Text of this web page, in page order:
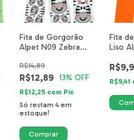
Fita de Gorgorão
Alpet N09 Zebra
R$12,89
R$14,89
13% OFF
R$12,25 com Pix
Só restam 4em
estoque!
Fita
Liso
25-
R$9,41